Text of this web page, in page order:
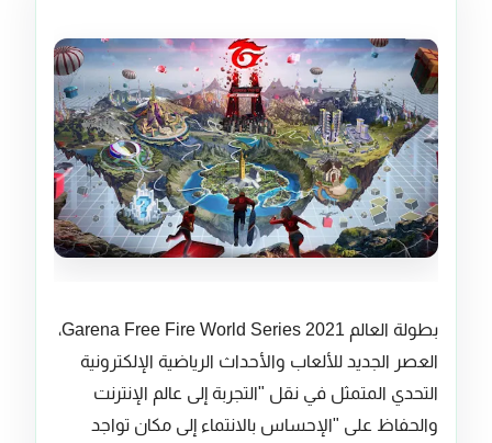
بطولة العالم Garena Free Fire World Series 2021،
العصر الجديد للألعاب والأحداث الرياضية الإلكترونية
التحدي المتمثل في نقل "التجربة إلى عالم الإنترنت
والحفاظ على "الإحساس بالانتماء إلى مكان تواجد